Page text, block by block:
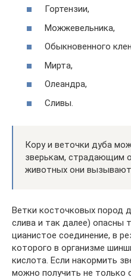
Гортензии,
Можжевельника,
Обыкновенного
Мирта,
Олеандра,
Сливы.
Кору и веточки дуба
зверькам, страдающим
животных они
Ветки косточковых пород
слива и так далее) опасны
цианистое соединение, в
которого в организме
кислота. Если накормить
можно получить не только